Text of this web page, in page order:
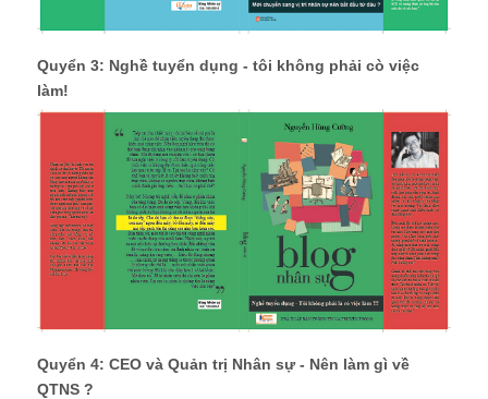
Quyển 3: Nghề tuyển dụng - tôi không phải cò việc
làm!
Quyển 4: CEO và Quản trị Nhân sự - Nên làm gì về
QTNS ?